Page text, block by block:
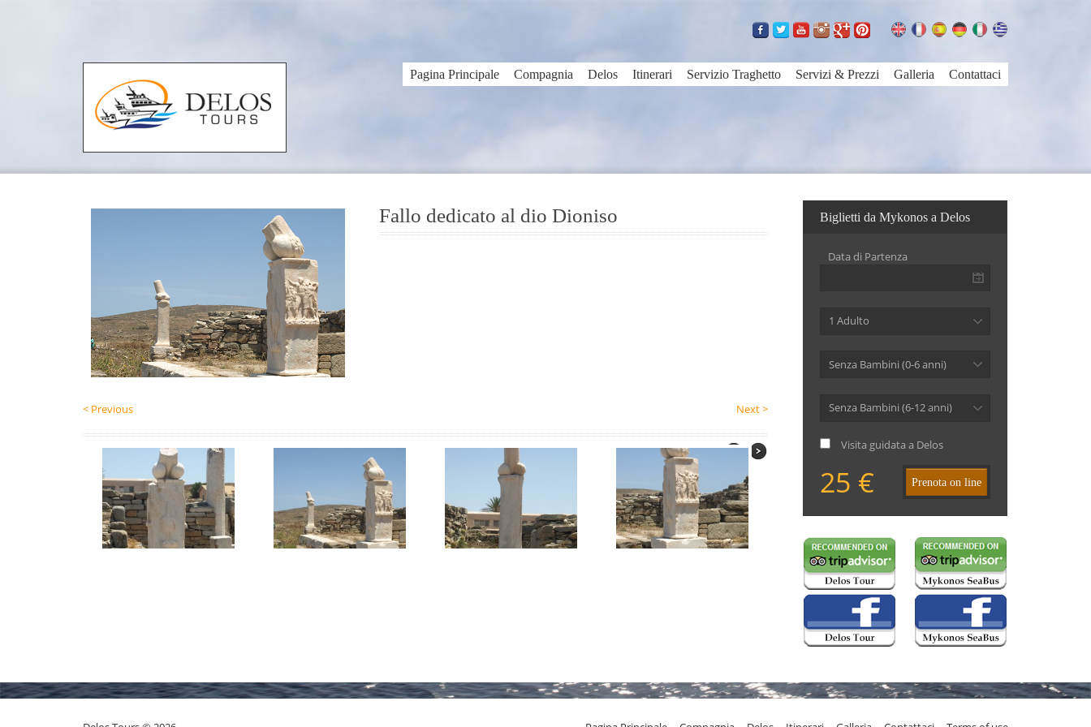
Pagina Principale Compagnia Delos Itinerari Servizio Traghetto Servizi & Prezzi Galleria Contattaci
Fallo dedicato al dio Dioniso
< Previous Next >
Biglietti da Mykonos a Delos
Data di Partenza
1 Adulto
Senza Bambini (0-6 anni)
Senza Bambini (6-12 anni)
Visita guidata a Delos
25 € Prenota on line